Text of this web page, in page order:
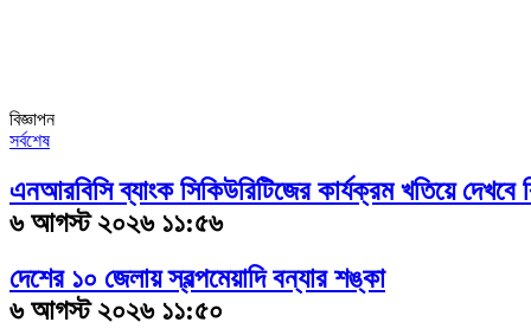
বিজ্ঞাপন
সর্বশেষ
এনআরবিসি ব্যাংক সিকিউরিটিজের কার্যক্রম খতিয়ে দেখবে
৬ আগস্ট ২০২৬ ১১:৫৬
দেশের ১০ জেলায় স্বল্পমেয়াদি বন্যার শঙ্কা
৬ আগস্ট ২০২৬ ১১:৫০